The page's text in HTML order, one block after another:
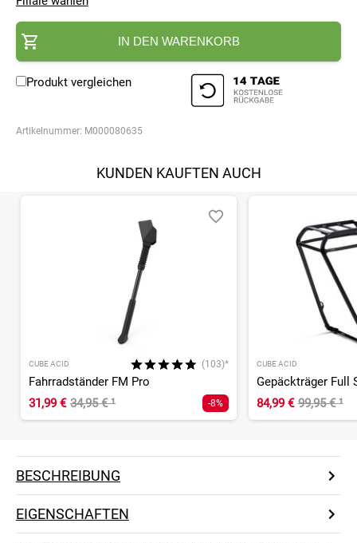
IN DEN WARENKORB
Produkt vergleichen
Artikelnummer: M000080635
KUNDEN KAUFTEN AUCH
CUBE ACID (103)*
Fahrradständer FM Pro
31,99 € 34,95 €¹ -8%
CUBE ACID
84,99 € 99,95 €¹
BESCHREIBUNG
EIGENSCHAFTEN